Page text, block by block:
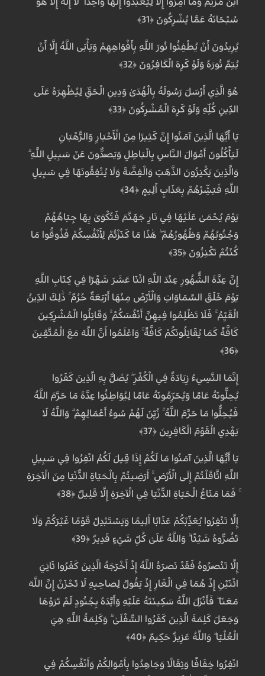
سُبْحَانَهُ عَمَّا يُشْرِكُونَ ﴿31﴾
يُرِيدُونَ أَنْ يُطْفِئُوا نُورَ اللَّهِ بِأَفْوَاهِهِمْ وَيَأْبَى اللَّهُ إِلَّا أَنْ
يُتِمَّ نُورَهُ وَلَوْ كَرِهَ الْكَافِرُونَ ﴿32﴾
هُوَ الَّذِي أَرْسَلَ رَسُولَهُ بِالْهُدَىٰ وَدِينِ الْحَقِّ لِيُظْهِرَهُ عَلَى
الدِّينِ كُلِّهِ وَلَوْ كَرِهَ الْمُشْرِكُونَ ﴿33﴾
يَا أَيُّهَا الَّذِينَ آمَنُوا إِنَّ كَثِيرًا مِنَ الْأَحْبَارِ وَالرُّهْبَانِ
لَيَأْكُلُونَ أَمْوَالَ النَّاسِ بِالْبَاطِلِ وَيَصُدُّونَ عَنْ سَبِيلِ اللَّهِ ۗ
وَالَّذِينَ يَكْنِزُونَ الذَّهَبَ وَالْفِضَّةَ وَلَا يُنْفِقُونَهَا فِي سَبِيلِ
اللَّهِ فَبَشِّرْهُمْ بِعَذَابٍ أَلِيمٍ ﴿34﴾
يَوْمَ يُحْمَىٰ عَلَيْهَا فِي نَارِ جَهَنَّمَ فَتُكْوَىٰ بِهَا جِبَاهُهُمْ
وَجُنُوبُهُمْ وَظُهُورُهُمْ ۖ هَٰذَا مَا كَنَزْتُمْ لِأَنْفُسِكُمْ فَذُوقُوا مَا
كُنْتُمْ تَكْنِزُونَ ﴿35﴾
إِنَّ عِدَّةَ الشُّهُورِ عِنْدَ اللَّهِ اثْنَا عَشَرَ شَهْرًا فِي كِتَابِ اللَّهِ
يَوْمَ خَلَقَ السَّمَاوَاتِ وَالْأَرْضَ مِنْهَا أَرْبَعَةٌ حُرُمٌ ۚ ذَٰلِكَ الدِّينُ
الْقَيِّمُ ۚ فَلَا تَظْلِمُوا فِيهِنَّ أَنْفُسَكُمْ ۚ وَقَاتِلُوا الْمُشْرِكِينَ
كَافَّةً كَمَا يُقَاتِلُونَكُمْ كَافَّةً ۚ وَاعْلَمُوا أَنَّ اللَّهَ مَعَ الْمُتَّقِينَ
﴿36﴾
إِنَّمَا النَّسِيءُ زِيَادَةٌ فِي الْكُفْرِ ۖ يُضَلُّ بِهِ الَّذِينَ كَفَرُوا
يُحِلُّونَهُ عَامًا وَيُحَرِّمُونَهُ عَامًا لِيُوَاطِئُوا عِدَّةَ مَا حَرَّمَ اللَّهُ
فَيُحِلُّوا مَا حَرَّمَ اللَّهُ ۚ زُيِّنَ لَهُمْ سُوءُ أَعْمَالِهِمْ ۗ وَاللَّهُ لَا
يَهْدِي الْقَوْمَ الْكَافِرِينَ ﴿37﴾
يَا أَيُّهَا الَّذِينَ آمَنُوا مَا لَكُمْ إِذَا قِيلَ لَكُمُ انْفِرُوا فِي سَبِيلِ
اللَّهِ اثَّاقَلْتُمْ إِلَى الْأَرْضِ ۚ أَرَضِيتُمْ بِالْحَيَاةِ الدُّنْيَا مِنَ الْآخِرَةِ
ۚ فَمَا مَتَاعُ الْحَيَاةِ الدُّنْيَا فِي الْآخِرَةِ إِلَّا قَلِيلٌ ﴿38﴾
إِلَّا تَنْفِرُوا يُعَذِّبْكُمْ عَذَابًا أَلِيمًا وَيَسْتَبْدِلْ قَوْمًا غَيْرَكُمْ وَلَا
تَضُرُّوهُ شَيْئًا ۗ وَاللَّهُ عَلَىٰ كُلِّ شَيْءٍ قَدِيرٌ ﴿39﴾
إِلَّا تَنْصُرُوهُ فَقَدْ نَصَرَهُ اللَّهُ إِذْ أَخْرَجَهُ الَّذِينَ كَفَرُوا ثَانِيَ
اثْنَيْنِ إِذْ هُمَا فِي الْغَارِ إِذْ يَقُولُ لِصَاحِبِهِ لَا تَحْزَنْ إِنَّ اللَّهَ
مَعَنَا ۖ فَأَنْزَلَ اللَّهُ سَكِينَتَهُ عَلَيْهِ وَأَيَّدَهُ بِجُنُودٍ لَمْ تَرَوْهَا
وَجَعَلَ كَلِمَةَ الَّذِينَ كَفَرُوا السُّفْلَىٰ ۗ وَكَلِمَةُ اللَّهِ هِيَ
الْعُلْيَا ۗ وَاللَّهُ عَزِيزٌ حَكِيمٌ ﴿40﴾
انْفِرُوا خِفَافًا وَثِقَالًا وَجَاهِدُوا بِأَمْوَالِكُمْ وَأَنْفُسِكُمْ فِي